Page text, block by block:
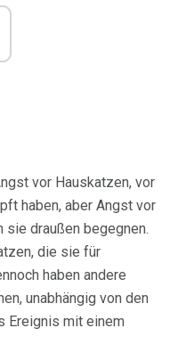
vor Hauskatzen, vor
haben, aber Angst vor
sie draußen begegnen.
die sie für
haben andere
unabhängig von den
Ereignis mit einem